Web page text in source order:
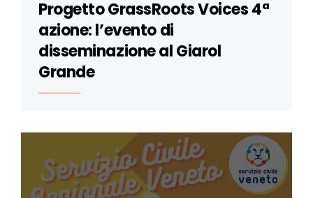
Progetto GrassRoots Voices 4ª
azione: l’evento di
disseminazione al Giarol
Grande